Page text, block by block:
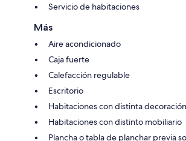
Servicio de habitaciones
Más
Aire acondicionado
Caja fuerte
Calefacción regulable
Escritorio
Habitaciones con distinta decoración
Habitaciones con distinto mobiliario
Plancha o tabla de planchar previa